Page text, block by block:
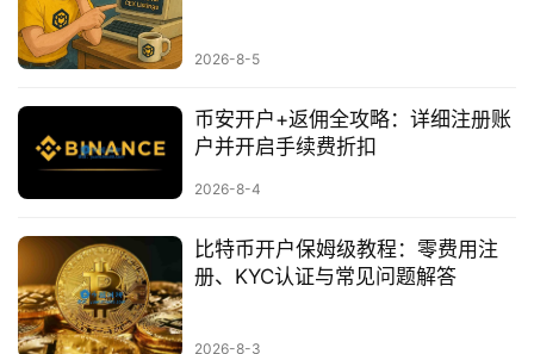
2026-8-5
币安开户+返佣全攻略：详细注册账
户并开启手续费折扣
2026-8-4
比特币开户保姆级教程：零费用注
册、KYC认证与常见问题解答
2026-8-3